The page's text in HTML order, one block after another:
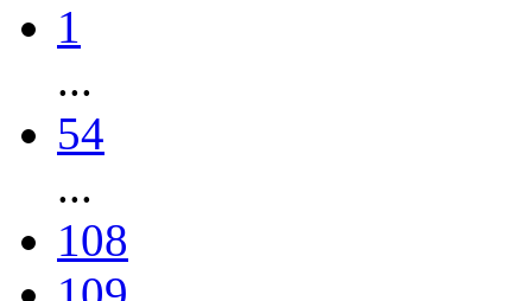
1
...
54
...
108